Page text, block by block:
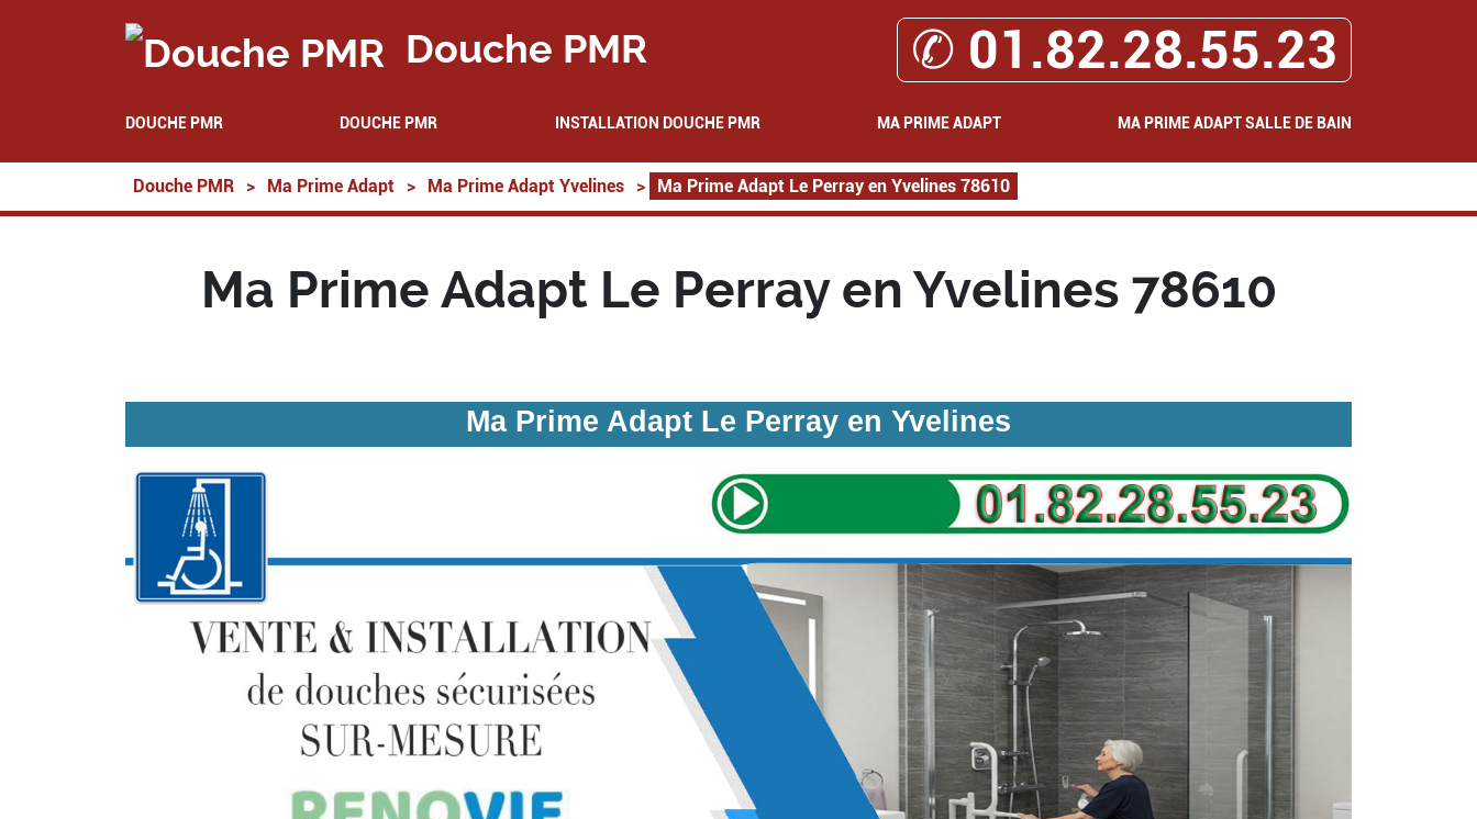
Douche PMR ✆ 01.82.28.55.23
DOUCHE PMR DOUCHE PMR INSTALLATION DOUCHE PMR MA PRIME ADAPT MA PRIME ADAPT SALLE DE BAIN
Douche PMR > Ma Prime Adapt > Ma Prime Adapt Yvelines > Ma Prime Adapt Le Perray en Yvelines 78610
Ma Prime Adapt Le Perray en Yvelines 78610
Ma Prime Adapt Le Perray en Yvelines